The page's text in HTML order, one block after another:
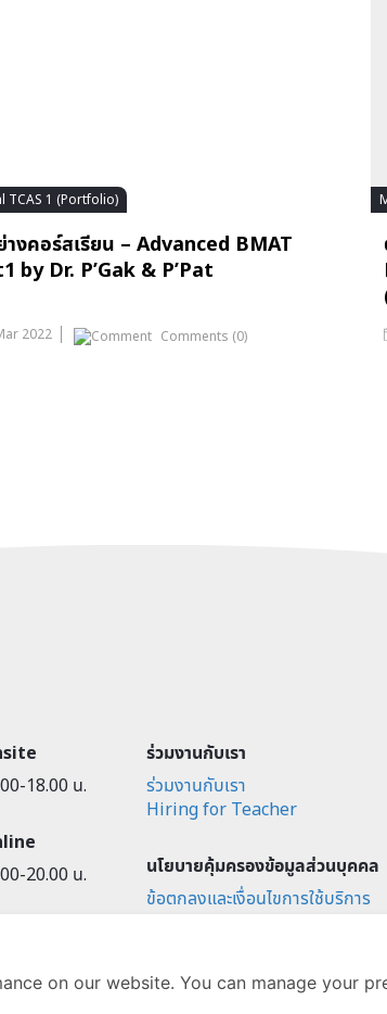
TCAS 1 (Portfolio)
างคอร์สเรียน – Advanced BMAT
by Dr. P’Gak & P’Pat
2022 Comments (0)
18.00 น.
20.00 น.
ร่วมงานกับเรา
ร่วมงานกับเรา
Hiring for Teacher
นโยบายคุ้มครองข้อมูลส่วนบุคคล
ข้อตกลงและเงื่อนไขการใช้บริการ
on our website. You can manage your